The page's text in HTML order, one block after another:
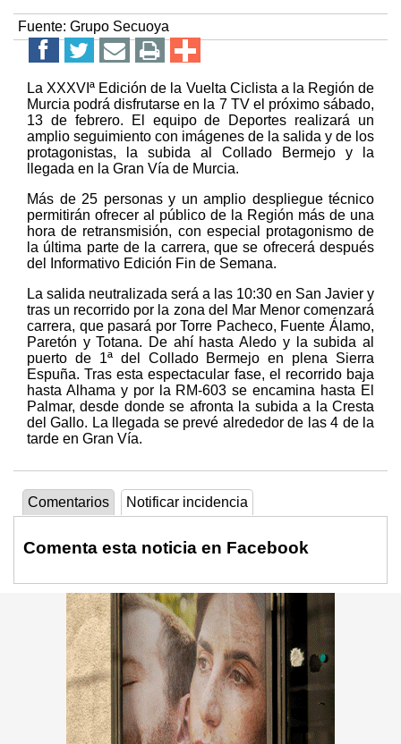
Fuente: Grupo Secuoya
La XXXVIª Edición de la Vuelta Ciclista a la Región de
Murcia podrá disfrutarse en la 7 TV el próximo sábado,
13 de febrero. El equipo de Deportes realizará un
amplio seguimiento con imágenes de la salida y de los
protagonistas, la subida al Collado Bermejo y la
llegada en la Gran Vía de Murcia.
Más de 25 personas y un amplio despliegue técnico
permitirán ofrecer al público de la Región más de una
hora de retransmisión, con especial protagonismo de
la última parte de la carrera, que se ofrecerá después
del Informativo Edición Fin de Semana.
La salida neutralizada será a las 10:30 en San Javier y
tras un recorrido por la zona del Mar Menor comenzará
carrera, que pasará por Torre Pacheco, Fuente Álamo,
Paretón y Totana. De ahí hasta Aledo y la subida al
puerto de 1ª del Collado Bermejo en plena Sierra
Espuña. Tras esta espectacular fase, el recorrido baja
hasta Alhama y por la RM-603 se encamina hasta El
Palmar, desde donde se afronta la subida a la Cresta
del Gallo. La llegada se prevé alrededor de las 4 de la
tarde en Gran Vía.
Comentarios Notificar incidencia
Comenta esta noticia en Facebook